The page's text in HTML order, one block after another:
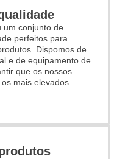
um conjunto de
perfeitos para
Dispomos de
e de equipamento de
que os nossos
mais elevados